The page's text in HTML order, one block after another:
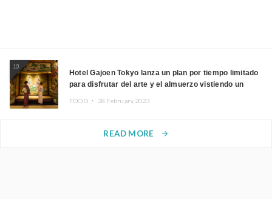
10
Hotel Gajoen Tokyo lanza un plan por tiempo limitado
para disfrutar del arte y el almuerzo vistiendo un
FOOD ・ 28.February.2023
READ MORE arrow_forward